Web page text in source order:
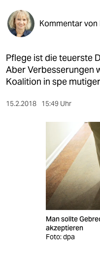
öko
gesellschaft
kultur
sport
berlin
veranstaltungen
Kommentar von
Pflege ist die teuerste
Aber Verbesserungen
Koalition in spe
15.2.2018 15:49 Uhr
Man sollte
akzeptieren
Foto: dpa